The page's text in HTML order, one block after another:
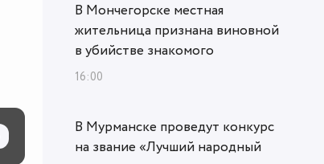
В Мончегорске местная
жительница признана виновной
в убийстве знакомого
16:00
В Мурманске проведут конкурс
на звание «Лучший народный